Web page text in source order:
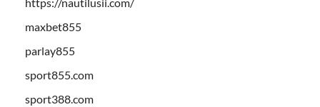
maxbet855
parlay855
sport855.com
sport388.com